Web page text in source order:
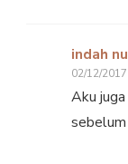
indah
02/12/
Aku